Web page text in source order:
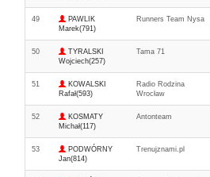
49
PAWLIK
Marek(791)
Runners Team Nysa
50
TYRALSKI
Wojciech(257)
Tama 71
51
KOWALSKI
Rafał(593)
Radio Rodzina
Wrocław
52
KOSMATY
Michał(117)
Antonteam
53
PODWÓRNY
Jan(814)
Trenujznami.pl